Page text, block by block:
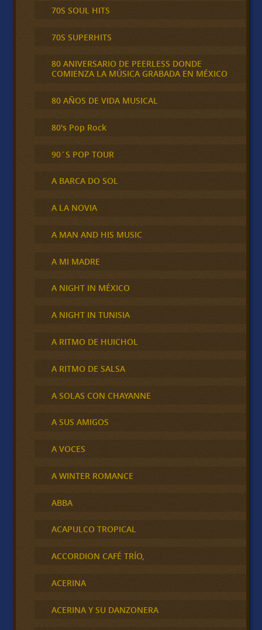
70S SOUL HITS
70S SUPERHITS
80 ANIVERSARIO DE PEERLESS DONDE
COMIENZA LA MÚSICA GRABADA EN MÉXICO
80 AÑOS DE VIDA MUSICAL
80's Pop Rock
90´S POP TOUR
A BARCA DO SOL
A LA NOVIA
A MAN AND HIS MUSIC
A MI MADRE
A NIGHT IN MÉXICO
A NIGHT IN TUNISIA
A RITMO DE HUICHOL
A RITMO DE SALSA
A SOLAS CON CHAYANNE
A SUS AMIGOS
A VOCES
A WINTER ROMANCE
ABBA
ACAPULCO TROPICAL
ACCORDION CAFÉ TRÍO,
ACERINA
ACERINA Y SU DANZONERA